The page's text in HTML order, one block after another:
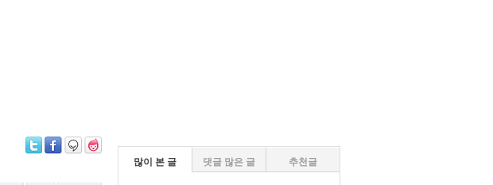
많이 본 글 댓글 많은 글 추천글